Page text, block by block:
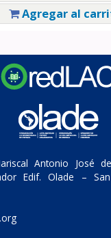
Agregar al
Antonio José
Edif. Olade –